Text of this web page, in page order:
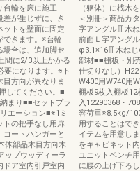
台輪を床に施工
差が生じずに、き
ットを壁面に固定
できます。※台輪
場合は、追加脚セ
間に2/3以上かかる
要になります。※ト
方向が異なりま
してください。■
まり■■セットプラ
エーション■※1ミ
トの把手なし用扉
コートハンガーと
体部品木目方向木
ップウッディーラ
ドア室内引戸室内
（躯体）に桟木
＜別冊＞商品カ
字アングル皿木
前面Ｌ字アング
φ3.1×16皿木ね
部材■■棚板・別
仕切りなし）
W400用W740用
棚板9枚入棚板12
入12290368・
容荷重※8.5kg/
用することはで
イテムを用意し
をキャビネット
ユニットベンチ
に腰の上げ下ろ